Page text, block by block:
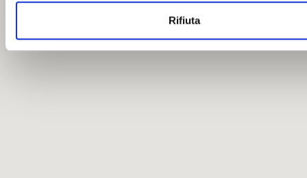
Rifiuta